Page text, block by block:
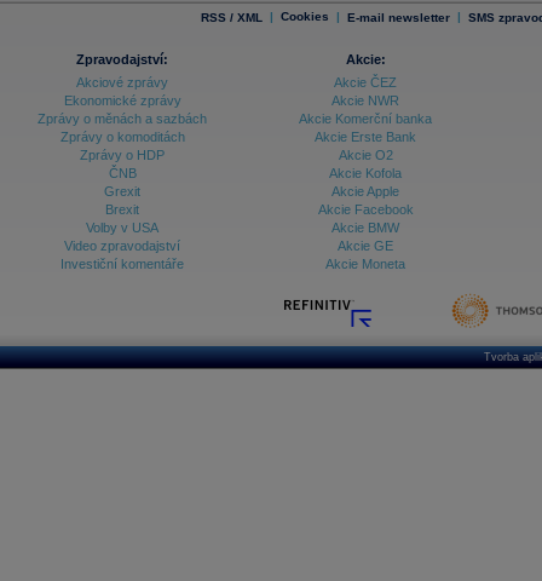
RSS / XML | Cookies | E-mail newsletter | SMS
Zpravodajství:
Akciové zprávy
Ekonomické zprávy
Zprávy o měnách a sazbách
Zprávy o komoditách
Zprávy o HDP
ČNB
Grexit
Brexit
Volby v USA
Video zpravodajství
Investiční komentáře
Akcie:
Akcie ČEZ
Akcie NWR
Akcie Komerční banka
Akcie Erste Bank
Akcie O2
Akcie Kofola
Akcie Apple
Akcie Facebook
Akcie BMW
Akcie GE
Akcie Moneta
Tvorba